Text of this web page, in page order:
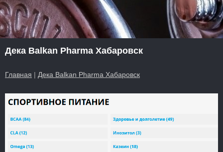
Дека Balkan Pharma Хабаровск
Главная | Дека Balkan Pharma Хабаровск